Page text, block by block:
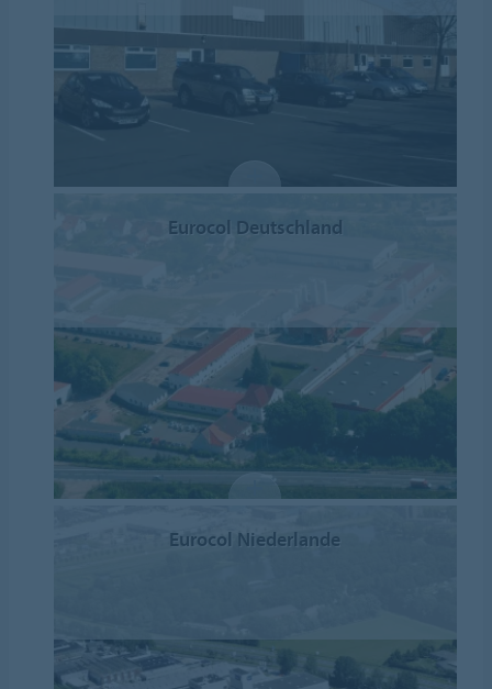
Eurocol Deutschland
Eurocol Niederlande